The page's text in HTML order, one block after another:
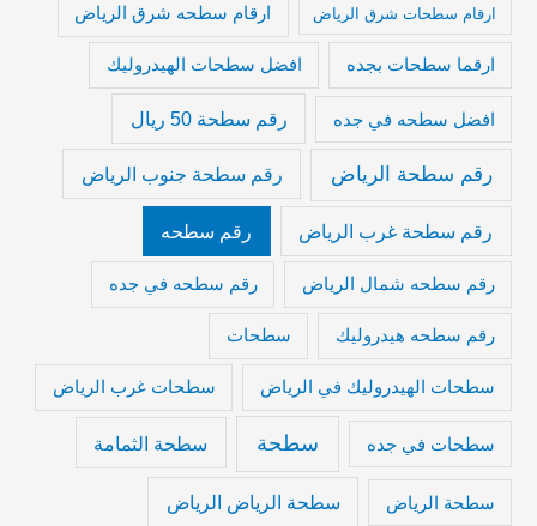
ارقام سطحات شرق الرياض ارقام سطحه شرق الرياض
ارقما سطحات بجده افضل سطحات الهيدروليك
افضل سطحه في جده رقم سطحة 50 ريال
رقم سطحة الرياض رقم سطحة جنوب الرياض
رقم سطحة غرب الرياض رقم سطحه
رقم سطحه شمال الرياض رقم سطحه في جده
رقم سطحه هيدروليك سطحات
سطحات الهيدروليك في الرياض سطحات غرب الرياض
سطحات في جده سطحة سطحة الثمامة
سطحة الرياض سطحة الرياض الرياض